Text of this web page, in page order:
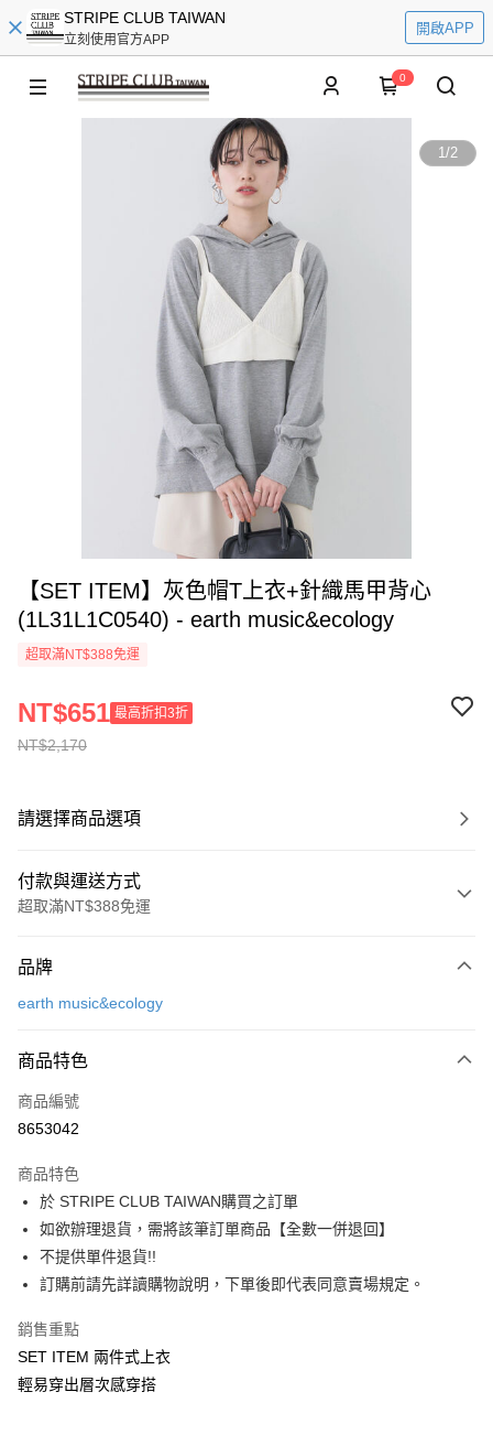
STRIPE CLUB TAIWAN
立刻使用官方APP
開啟APP
0
1/2
【SET ITEM】灰色帽T上衣+針織馬甲背心
(1L31L1C0540) - earth music&ecology
超取滿NT$388免運
NT$2,170
NT$651 最高折扣3折
請選擇商品選項
付款與運送方式
超取滿NT$388免運
信用卡一次付款
3 期 0 利率 每期
合作金庫商業銀行
上海商業儲蓄銀行
臺灣中小企業銀行
匯豐（台灣）商業銀行
華泰商業銀行
聯邦商業銀行
遠東國際商業銀行
元大商業銀行
玉山商業銀行
星展（台灣）商業銀行
台灣樂天信用卡公司
超商取貨付款
LINE Pay
Apple Pay
街口支付
悠遊付
大哥付你分期
【大哥付你分期使用說明】
品牌
earth music&ecology
商品特色
商品編號
8653042
商品特色
於 STRIPE CLUB TAIWAN購買之訂單
如欲辦理退貨，需將該筆訂單商品【全數一併退回】
不提供單件退貨!!
訂購前請先詳讀購物說明，下單後即代表同意賣場規定。
銷售重點
SET ITEM 兩件式上衣
輕易穿出層次感穿搭